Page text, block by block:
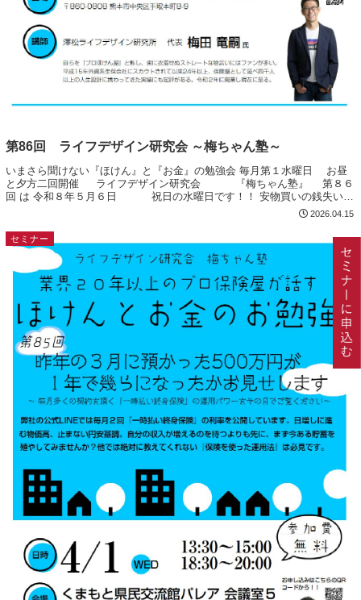
第86回 ライフデザイン研究会 ～梅ちゃん塾～
いまさら聞けない『ほけん』と『お金』の勉強会 毎月第１水曜日 お昼
と夕方二回開催 ライフデザイン研究会 『梅ちゃん塾』 第８６
回 は 令和８年５月６日 祝日の水曜日です！！ 安物買いの銭失い
2026.04.15
セミナー